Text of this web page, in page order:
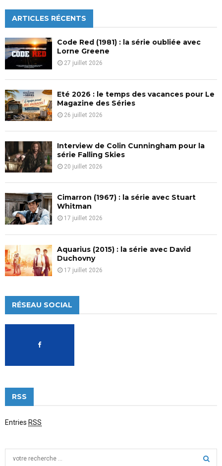
h
f
o
r
:
C
H
ARTICLES RÉCENTS
Code Red (1981) : la série oubliée avec
Lorne Greene
27 juillet 2026
Eté 2026 : le temps des vacances pour Le
Magazine des Séries
26 juillet 2026
Interview de Colin Cunningham pour la
série Falling Skies
20 juillet 2026
Cimarron (1967) : la série avec Stuart
Whitman
17 juillet 2026
Aquarius (2015) : la série avec David
Duchovny
17 juillet 2026
RÉSEAU SOCIAL
RSS
Entries RSS